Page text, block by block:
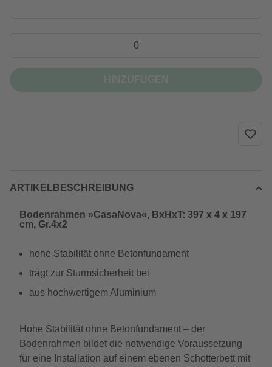
ARTIKELBESCHREIBUNG
Bodenrahmen »CasaNova«, BxHxT: 397 x 4 x 197
cm, Gr.4x2
hohe Stabilität ohne Betonfundament
trägt zur Sturmsicherheit bei
aus hochwertigem Aluminium
Hohe Stabilität ohne Betonfundament – der
Bodenrahmen bildet die notwendige Voraussetzung
für eine Installation auf einem ebenen Schotterbett mit